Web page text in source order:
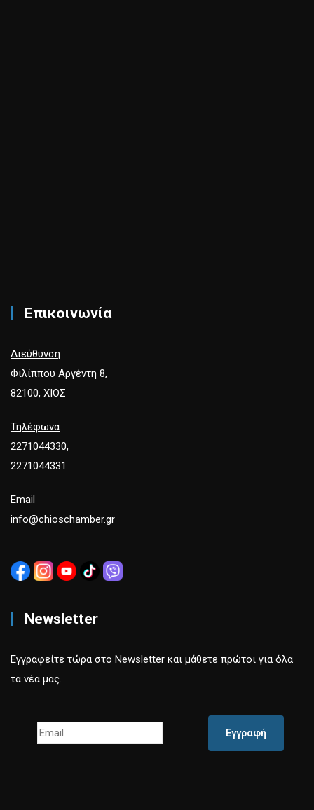
Επικοινωνία
Διεύθυνση
Φιλίππου Αργέντη 8,
82100, ΧΙΟΣ
Τηλέφωνα
2271044330,
2271044331
Email
info@chioschamber.gr
Newsletter
Εγγραφείτε τώρα στο Newsletter και μάθετε πρώτοι για όλα
τα νέα μας.
Εγγραφή